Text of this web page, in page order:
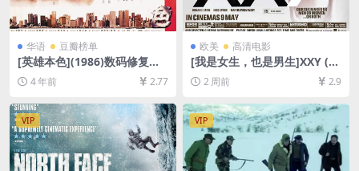
华语 豆瓣榜单
[英雄本色](1986)数码修复版
[百度网盘+迅雷云盘资源1080
P超清未删减][MP4/6.2GB][粤
语中字]
4 年前 2.77
欧美 高清电影
[我是女生，也是男生]XXY (20
07)[百度网盘+夸克网盘1080P
超清未删减资源][网盘在线播
放/下载][MP4/6GB][中文字
幕]
2 周前 2.9
VIP VIP